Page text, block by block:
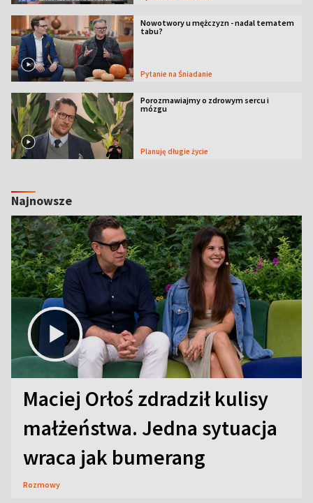
Nowotwory u mężczyzn - nadal tematem
tabu?
Pytanie na Śniadanie
Porozmawiajmy o zdrowym sercu i
mózgu
Planuję długie życie
Najnowsze
Maciej Orłoś zdradził kulisy
małżeństwa. Jedna sytuacja
wraca jak bumerang
Rozmowy